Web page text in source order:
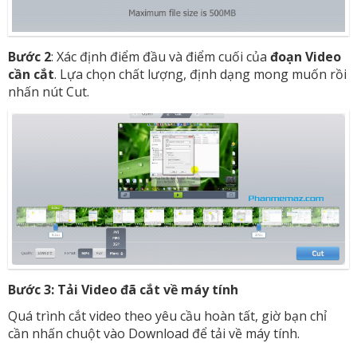
Bước 2: Xác định điểm đầu và điểm cuối của đoạn Video
cần cắt. Lựa chọn chất lượng, định dạng mong muốn rồi
nhấn nút Cut.
Bước 3: Tải Video đã cắt về máy tính
Quá trình cắt video theo yêu cầu hoàn tất, giờ bạn chỉ
cần nhấn chuột vào Download để tải về máy tính.